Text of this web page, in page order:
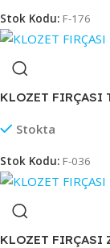
Stok Kodu: F-176
KLOZET FIRÇASI
Stokta
Stok Kodu: F-036
KLOZET FIRÇASI